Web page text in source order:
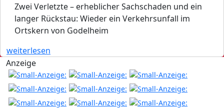
Zwei Verletzte – erheblicher Sachschaden und ein
langer Rückstau: Wieder ein Verkehrsunfall im
Ortskern von Godelheim
weiterlesen
Anzeige